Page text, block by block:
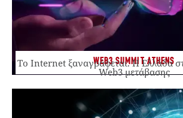
WEB3 SUMMIT ATHENS
Το Internet ξαναγράφεται. Η Ελλάδα
Web3 μετάβασης